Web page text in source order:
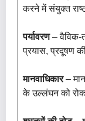
करने में संयुक्त
पर्यावरण– वैविक-
प्रयास, प्रदूषण
मानवाधिकार–
के उल्लंघन को